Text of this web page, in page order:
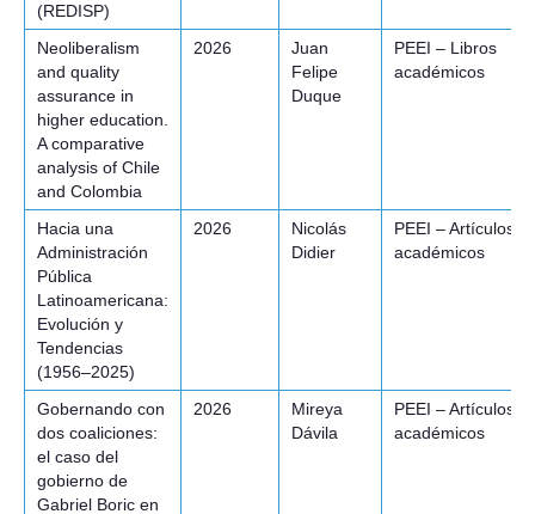
(REDISP)
Neoliberalism
and quality
assurance in
higher education.
A comparative
analysis of Chile
and Colombia
2026
Juan
Felipe
Duque
PEEI – Libros
académicos
Hacia una
Administración
Pública
Latinoamericana:
Evolución y
Tendencias
(1956–2025)
2026
Nicolás
Didier
PEEI – Artículos
académicos
Gobernando con
dos coaliciones:
el caso del
gobierno de
Gabriel Boric en
2026
Mireya
Dávila
PEEI – Artículos
académicos